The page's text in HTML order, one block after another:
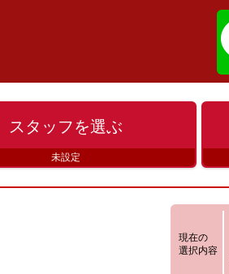
スタッフを選ぶ
未設定
現在の
選択内容